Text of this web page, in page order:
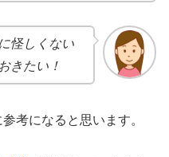
怪しくない
きたい！
考になると思います。